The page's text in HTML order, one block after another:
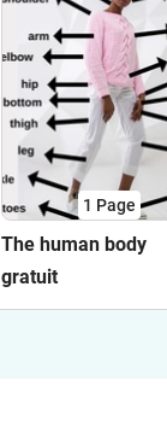
1 Page
The human body
gratuit